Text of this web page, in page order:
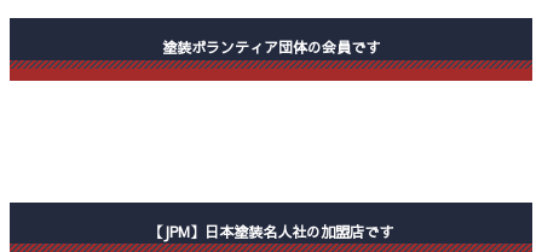
塗装ボランティア団体の会員です
【JPM】日本塗装名人社の加盟店です